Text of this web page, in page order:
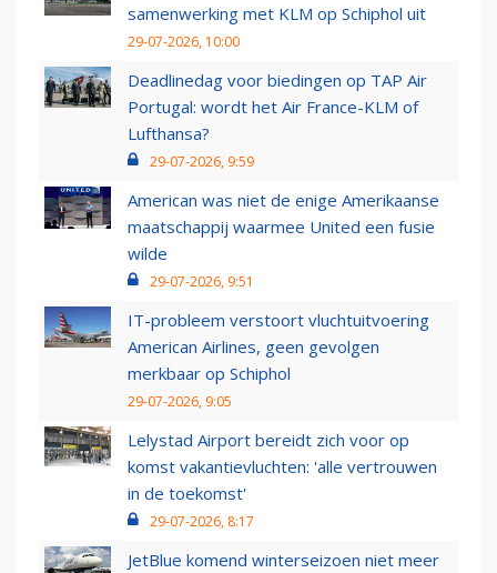
samenwerking met KLM op Schiphol uit
29-07-2026, 10:00
Deadlinedag voor biedingen op TAP Air
Portugal: wordt het Air France-KLM of
Lufthansa?
29-07-2026, 9:59
American was niet de enige Amerikaanse
maatschappij waarmee United een fusie
wilde
29-07-2026, 9:51
IT-probleem verstoort vluchtuitvoering
American Airlines, geen gevolgen
merkbaar op Schiphol
29-07-2026, 9:05
Lelystad Airport bereidt zich voor op
komst vakantievluchten: 'alle vertrouwen
in de toekomst'
29-07-2026, 8:17
JetBlue komend winterseizoen niet meer